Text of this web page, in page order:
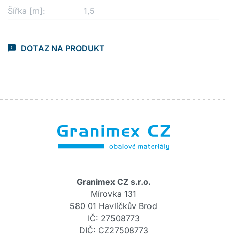
DOTAZ NA PRODUKT
Šířka [m]:
1,5
Granimex CZ s.r.o.
Mírovka 131
580 01 Havlíčkův Brod
IČ: 27508773
DIČ: CZ27508773